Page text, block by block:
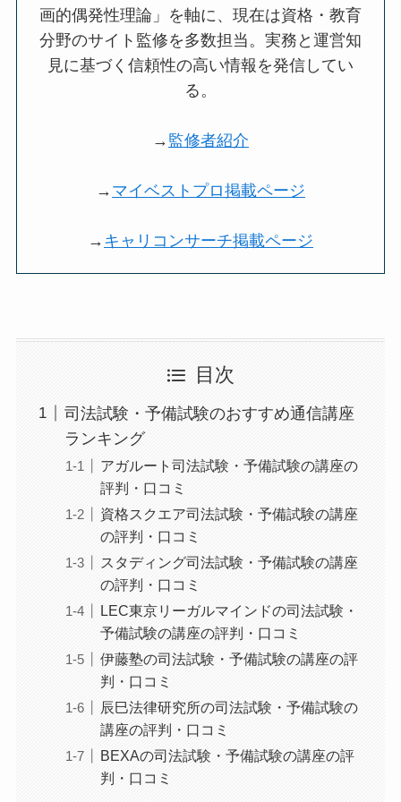
画的偶発性理論」を軸に、現在は資格・教育
分野のサイト監修を多数担当。実務と運営知
見に基づく信頼性の高い情報を発信してい
る。
→ 監修者紹介
→ マイベストプロ掲載ページ
→ キャリコンサーチ掲載ページ
目次
司法試験・予備試験のおすすめ通信講座
ランキング
アガルート司法試験・予備試験の講座の
評判・口コミ
資格スクエア司法試験・予備試験の講座
の評判・口コミ
スタディング司法試験・予備試験の講座
の評判・口コミ
LEC東京リーガルマインドの司法試験・
予備試験の講座の評判・口コミ
伊藤塾の司法試験・予備試験の講座の評
判・口コミ
辰巳法律研究所の司法試験・予備試験の
講座の評判・口コミ
BEXAの司法試験・予備試験の講座の評
判・口コミ